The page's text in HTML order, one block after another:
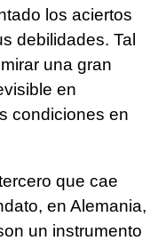
los aciertos
debilidades. Tal
una gran
en
condiciones en
que cae
en Alemania,
un instrumento